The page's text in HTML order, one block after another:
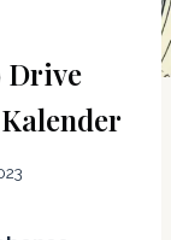
Drive